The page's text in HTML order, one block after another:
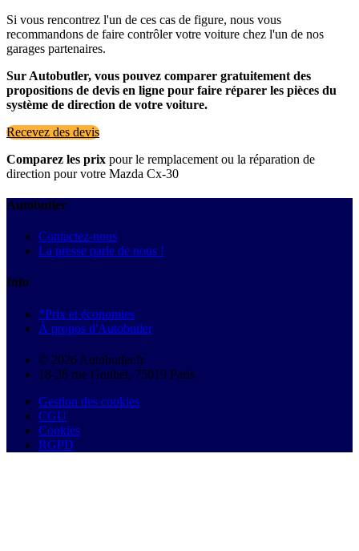
Si vous rencontrez l'un de ces cas de figure, nous vous
recommandons de faire contrôler votre voiture chez l'un de nos
garages partenaires.
Sur Autobutler, vous pouvez comparer gratuitement des
propositions de devis en ligne pour faire réparer les pièces du
système de direction de votre voiture.
Recevez des devis
Comparez les prix pour le remplacement ou la réparation de
direction pour votre Mazda Cx-30
Autobutler
Contactez-nous
La presse parle de nous !
Info
*Prix et économies
À propos d'Autobutler
© 2026 Autobutler.fr
18-26 rue Goubet, 75019 Paris
Gestion des cookies
CGU
Cookies
RGPD